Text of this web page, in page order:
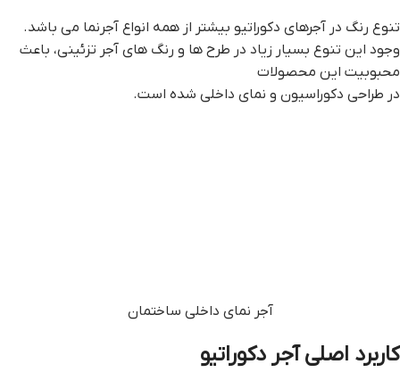
تنوع رنگ در آجرهای دکوراتیو بیشتر از همه انواع آجرنما می باشد.
وجود این تنوع بسیار زیاد در طرح ها و رنگ های آجر تزئینی، باعث
محبوبیت این محصولات
در طراحی دکوراسیون و نمای داخلی شده است.
آجر نمای داخلی ساختمان
کاربرد اصلی آجر دکوراتیو